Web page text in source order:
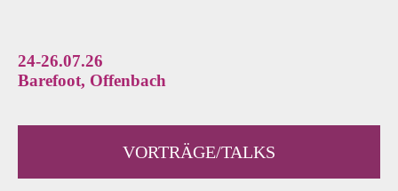
24-26.07.26
Barefoot, Offenbach
VORTRÄGE/TALKS